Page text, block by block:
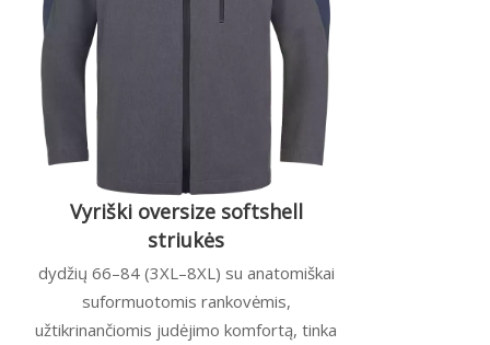
Vyriški oversize softshell
striukės
dydžių 66–84 (3XL–8XL) su anatomiškai
suformuotomis rankovėmis,
užtikrinančiomis judėjimo komfortą, tinka